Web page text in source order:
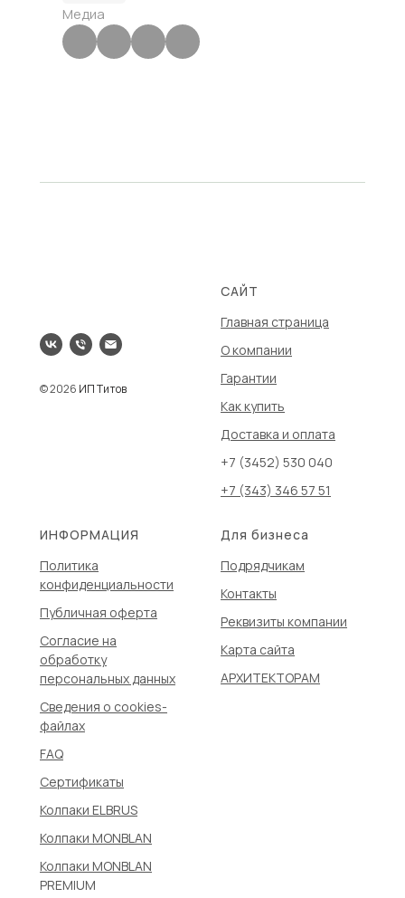
Медиа
© 2026 ИП Титов
САЙТ
Главная страница
О компании
Гарантии
Как купить
Доставка и оплата
+7 (3452) 530 040
+7 (343) 346 57 51
ИНФОРМАЦИЯ
Политика
конфиденциальности
Публичная оферта
Согласие на
обработку
персональных данных
Сведения о сookies-
файлах
FAQ
Сертификаты
Колпаки ELBRUS
Колпаки MONBLAN
Колпаки MONBLAN
PREMIUM
Для бизнеса
Подрядчикам
Контакты
Реквизиты компании
Карта сайта
АРХИТЕКТОРАМ